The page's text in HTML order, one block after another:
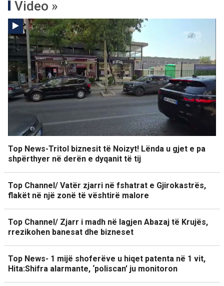
Video »
Top News-Tritol biznesit të Noizyt! Lënda u gjet e pa
shpërthyer në derën e dyqanit të tij
Top Channel/ Vatër zjarri në fshatrat e Gjirokastrës,
flakët në një zonë të vështirë malore
Top Channel/ Zjarr i madh në lagjen Abazaj të Krujës,
rrezikohen banesat dhe bizneset
Top News- 1 mijë shoferëve u hiqet patenta në 1 vit,
Hita:Shifra alarmante, ‘poliscan’ ju monitoron